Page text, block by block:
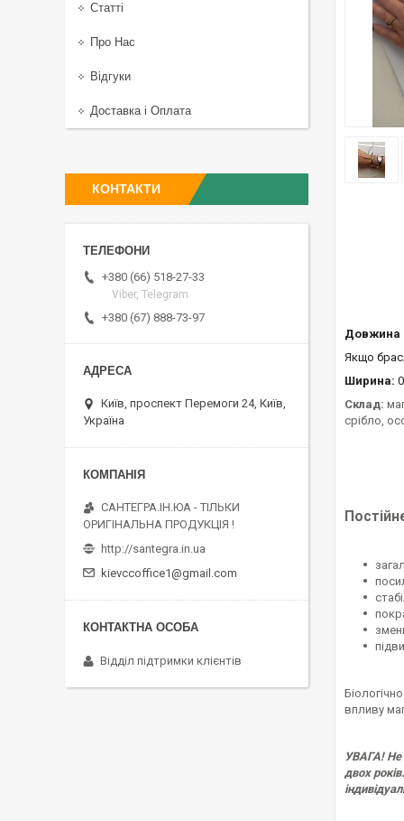
Довжина
Якщо
Ширина:
Склад:
срібло,
впливу
УВАГА! Не
двох
Статті
Про Нас
Відгуки
Доставка і Оплата
КОНТАКТИ
+380 (66) 518-27-33
Viber, Telegram
+380 (67) 888-73-97
Київ, проспект Перемоги 24, Київ,
Україна
САНТЕГРА.ІН.ЮА - ТІЛЬКИ
ОРИГІНАЛЬНА ПРОДУКЦІЯ !
http://santegra.in.ua
kievccoffice1@gmail.com
Відділ підтримки клієнтів